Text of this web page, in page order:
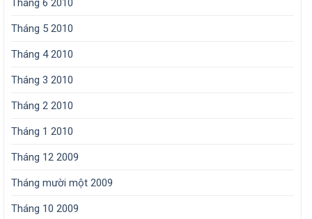
Tháng 5 2010
Tháng 4 2010
Tháng 3 2010
Tháng 2 2010
Tháng 1 2010
Tháng 12 2009
Tháng mười một 2009
Tháng 10 2009